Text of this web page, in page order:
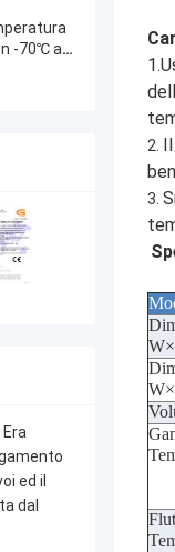
-70℃ a
ed il
dal
2.
3.